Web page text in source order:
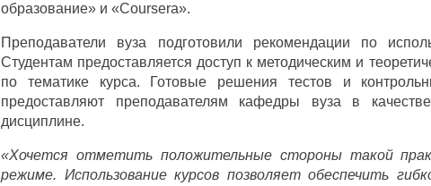
образование» и «Coursera».
Преподаватели вуза подготовили рекомендации по
Студентам предоставляется доступ к методическим и
по тематике курса. Готовые решения тестов и
предоставляют преподавателям кафедры вуза в
дисциплине.
«Хочется отметить положительные стороны такой
режиме. Использование курсов позволяет обеспечить